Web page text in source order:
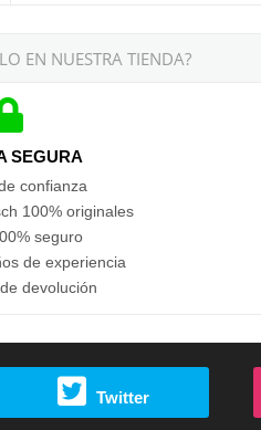
EN NUESTRA TIENDA?
SEGURA
confianza
100% originales
seguro
de experiencia
devolución
Twitter